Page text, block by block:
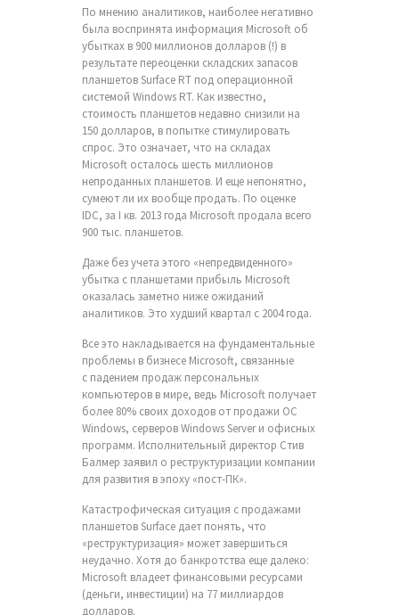
По мнению аналитиков, наиболее негативно
была воспринята информация Microsoft об
убытках в 900 миллионов долларов (!) в
результате переоценки складских запасов
планшетов Surface RT под операционной
системой Windows RT. Как известно,
стоимость планшетов недавно снизили на
150 долларов, в попытке стимулировать
спрос. Это означает, что на складах
Microsoft осталось шесть миллионов
непроданных планшетов. И еще непонятно,
сумеют ли их вообще продать. По оценке
IDC, за I кв. 2013 года Microsoft продала всего
900 тыс. планшетов.
Даже без учета этого «непредвиденного»
убытка с планшетами прибыль Microsoft
оказалась заметно ниже ожиданий
аналитиков. Это худший квартал с 2004 года.
Все это накладывается на фундаментальные
проблемы в бизнесе Microsoft, связанные
с падением продаж персональных
компьютеров в мире, ведь Microsoft получает
более 80% своих доходов от продажи ОС
Windows, серверов Windows Server и офисных
программ. Исполнительный директор Стив
Балмер заявил о реструктуризации компании
для развития в эпоху «пост-ПК».
Катастрофическая ситуация с продажами
планшетов Surface дает понять, что
«реструктуризация» может завершиться
неудачно. Хотя до банкротства еще далеко:
Microsoft владеет финансовыми ресурсами
(деньги, инвестиции) на 77 миллиардов
долларов.